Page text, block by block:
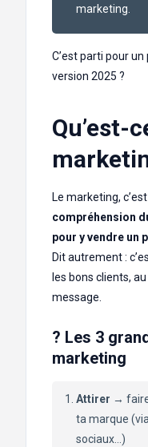
marketing.
C’est parti pour
version 2025 ?
Qu’est-
Le marketing, c’est
compréhension
pour y vendre un
Dit autrement :
les bons clients,
message.
? Les 3
marketing
Attirer →
ta marque
sociaux…)